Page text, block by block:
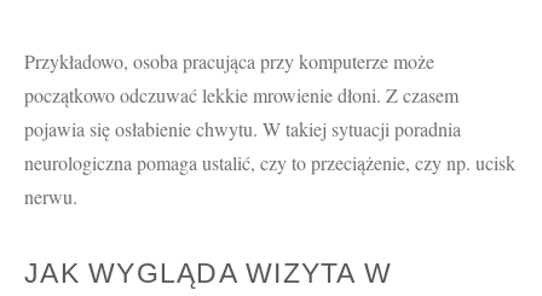
Przykładowo, osoba pracująca przy komputerze może
początkowo odczuwać lekkie mrowienie dłoni. Z czasem
pojawia się osłabienie chwytu. W takiej sytuacji poradnia
neurologiczna pomaga ustalić, czy to przeciążenie, czy np. ucisk
nerwu.
JAK WYGLĄDA WIZYTA W